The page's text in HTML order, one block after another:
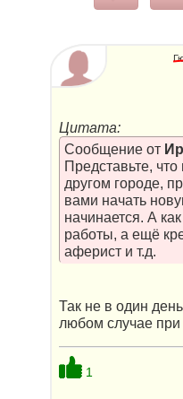
Цитата:
Сообщение от
Представьте,
другом городе,
вами начать
начинается. А
работы, а ещё
аферист и т.д.
Так не в один
любом случае
1